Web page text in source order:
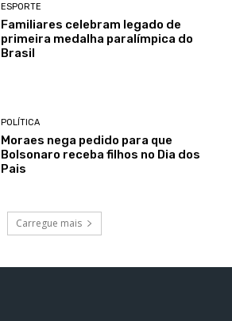
ESPORTE
Familiares celebram legado de
primeira medalha paralímpica do
Brasil
POLÍTICA
Moraes nega pedido para que
Bolsonaro receba filhos no Dia dos
Pais
Carregue mais